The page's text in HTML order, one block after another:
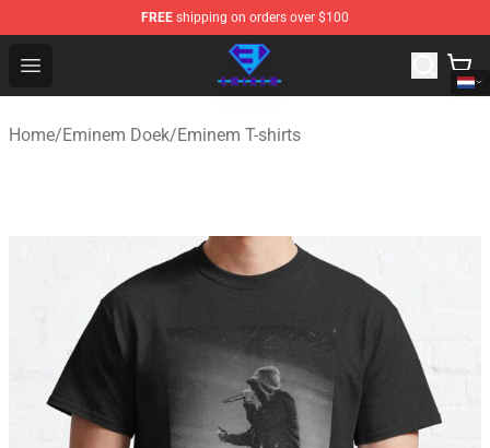
FREE shipping on orders over $100
Open menu
Eminem Store - Official Eminem Merchandise Shop
Home/Eminem Doek/Eminem T-shirts